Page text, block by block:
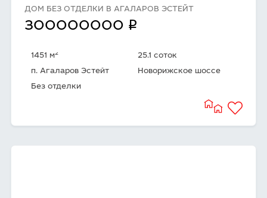
ДОМ БЕЗ ОТДЕЛКИ В АГАЛАРОВ ЭСТЕЙТ
300000000 q
1451 м2
25.1 соток
п. Агаларов Эстейт
Новорижское шоссе
Без отделки